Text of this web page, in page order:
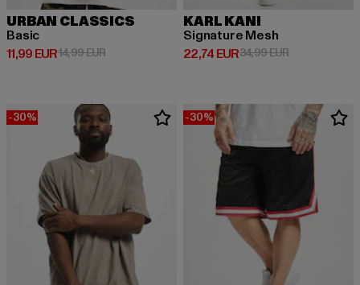
URBAN CLASSICS
Basic
11,99 EUR
Derzeitiger Preis: 11,99 EUR
14,99 EURAktionspreis: 14,99 EUR
KARL KANI
Signature Mesh
22,74 EUR
Derzeitiger Preis: 22,74 EUR
34,99 EURAktionspreis:
-30% -30%